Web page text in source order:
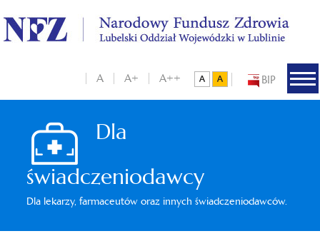
BIP
A A+ A++
Dla
świadczeniodawcy
Dla lekarzy, farmaceutów oraz innych świadczeniodawców.